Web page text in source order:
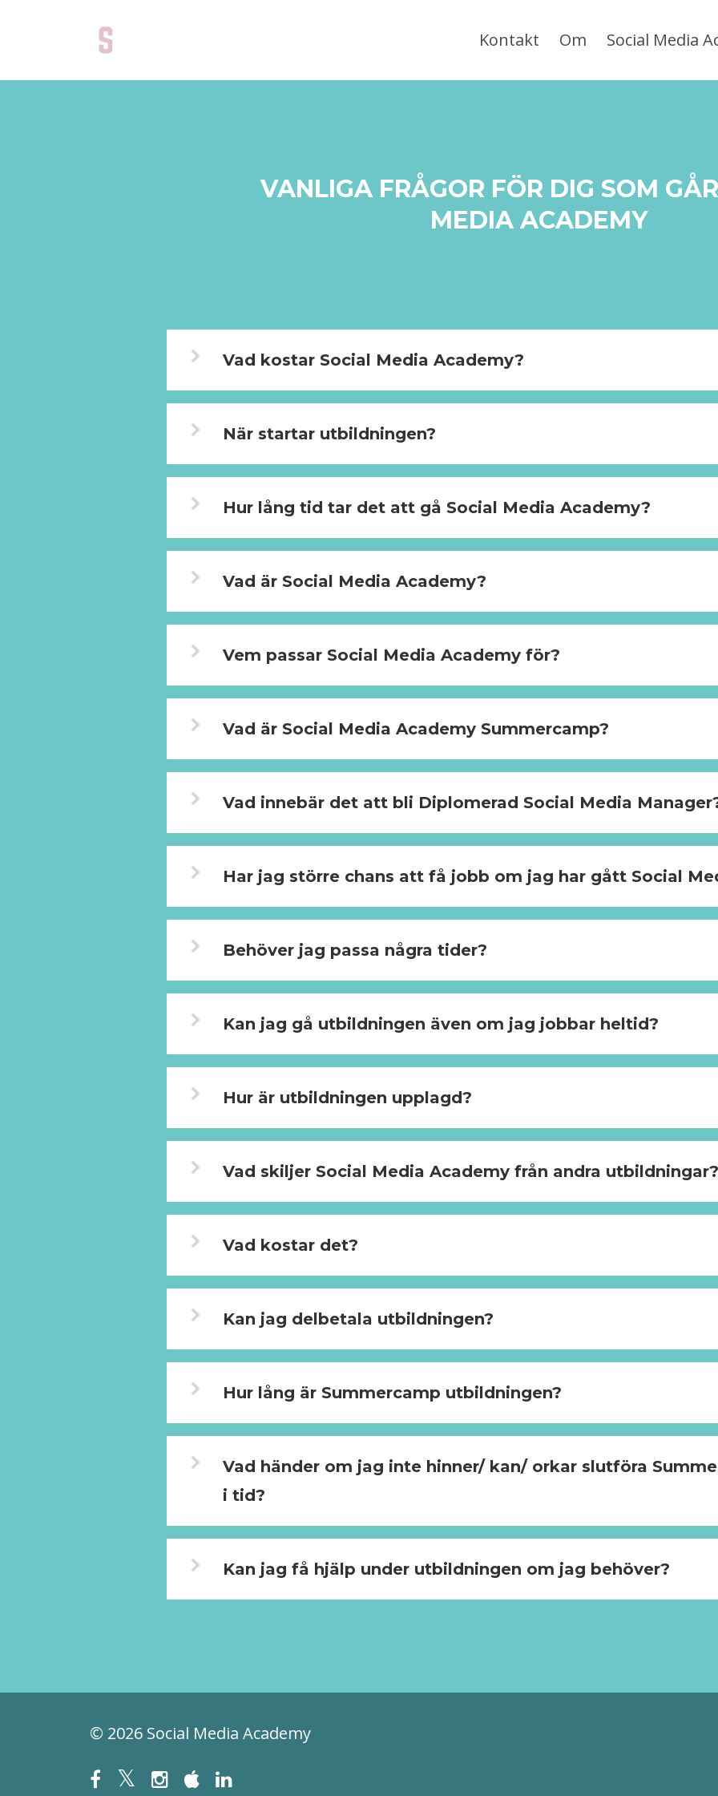
Kontakt Om Social Media
VANLIGA FRÅGOR FÖR DIG SOM
MEDIA ACADEMY
Vad kostar Social Media Academy?
När startar utbildningen?
Hur lång tid tar det att gå Social Media Academy?
Vad är Social Media Academy?
Vem passar Social Media Academy för?
Vad är Social Media Academy Summercamp?
Vad innebär det att bli Diplomerad Social Media
Har jag större chans att få jobb om jag har gått Social
Behöver jag passa några tider?
Kan jag gå utbildningen även om jag jobbar heltid?
Hur är utbildningen upplagd?
Vad skiljer Social Media Academy från andra utbildningar?
Vad kostar det?
Kan jag delbetala utbildningen?
Hur lång är Summercamp utbildningen?
Vad händer om jag inte hinner/ kan/ orkar slutföra
i tid?
Kan jag få hjälp under utbildningen om jag behöver?
© 2026 Social Media Academy